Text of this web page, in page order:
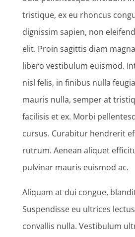
tristique, ex eu rhoncus
dignissim sapien, non
elit. Proin sagittis diam
libero vestibulum euismod.
nisl felis, in finibus nulla
mauris nulla, semper at
facilisis et ex. Morbi
cursus. Curabitur hendrerit
rutrum. Aenean aliquet
pulvinar mauris euismod ac.
Aliquam at dui congue,
Suspendisse eu ultrices
convallis nulla. Vestibulum